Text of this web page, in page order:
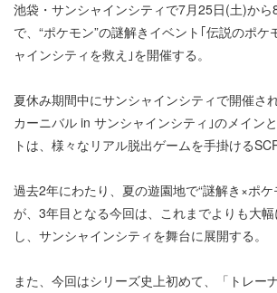
池袋・サンシャインシティで7月25日(土)から
で、“ポケモン”の謎解きイベント｢伝説のポケ
ャインシティを救え｣を開催する。
夏休み期間中にサンシャインシティで開催さ
カーニバル in サンシャインシティ｣のメイン
トは、様々なリアル脱出ゲームを手掛ける
過去2年にわたり、夏の遊園地で“謎解き×ポケ
が、3年目となる今回は、これまでよりも大
し、サンシャインシティを舞台に展開する。
また、今回はシリーズ史上初めて、「トレー